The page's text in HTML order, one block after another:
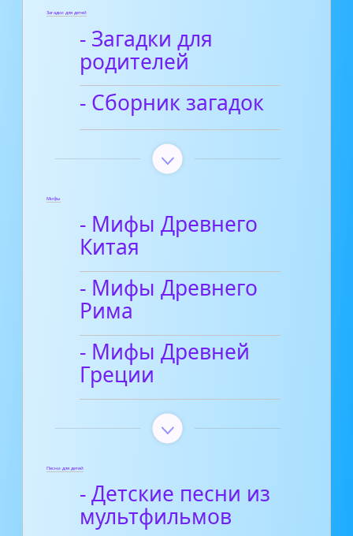
Загадки для детей
- Загадки для
родителей
- Сборник загадок
Мифы
- Мифы Древнего
Китая
- Мифы Древнего
Рима
- Мифы Древней
Греции
Песни для детей
- Детские песни из
мультфильмов